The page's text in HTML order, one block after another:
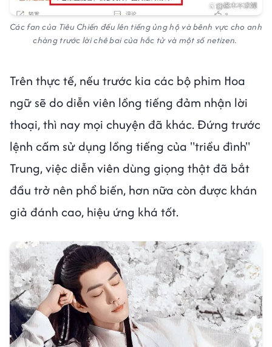
Các fan của Tiêu Chiến đều lên tiếng ủng hộ và bênh vực cho anh
chàng trước lời chê bai của hắc tử và một số netizen.
Trên thực tế, nếu trước kia các bộ phim Hoa
ngữ sẽ do diễn viên lồng tiếng đảm nhận lời
thoại, thì nay mọi chuyện đã khác. Đứng trước
lệnh cấm sử dụng lồng tiếng của "triều đình"
Trung, việc diễn viên dùng giọng thật đã bắt
đầu trở nên phổ biến, hơn nữa còn được khán
giả đánh cao, hiệu ứng khá tốt.